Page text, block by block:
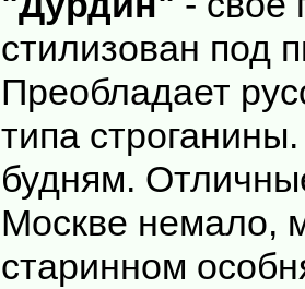
стилизован под
Преобладает
типа
будням.
Москве немало,
старинном